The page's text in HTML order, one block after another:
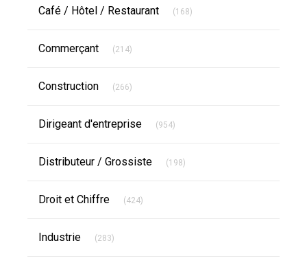
Café / Hôtel / Restaurant (168)
Commerçant (214)
Construction (266)
Dirigeant d'entreprise (954)
Distributeur / Grossiste (198)
Droit et Chiffre (424)
Industrie (283)